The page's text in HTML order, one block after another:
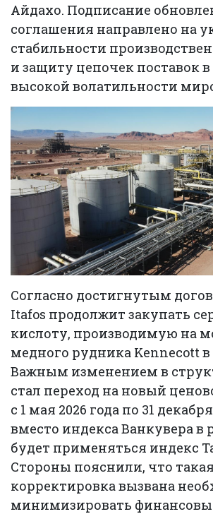
Айдахо. Подписание
соглашения направлено на
стабильности
и защиту цепочек поставок
высокой волатильности
Согласно достигнутым
Itafos продолжит закупать
кислоту, производимую на
медного рудника Kennecott
Важным изменением в
стал переход на новый
с 1 мая 2026 года по 31
вместо индекса Ванкувера в
будет применяться индекс
Стороны пояснили, что такая
корректировка вызвана
минимизировать